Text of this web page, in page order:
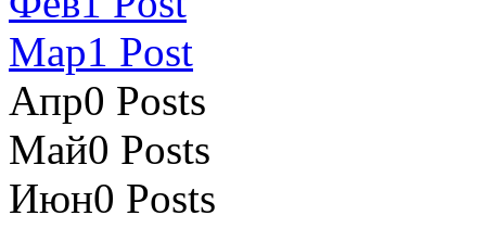
Мар1 Post
Апр0 Posts
Май0 Posts
Июн0 Posts